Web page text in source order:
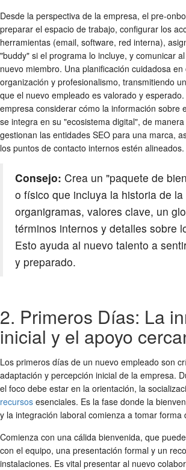
Desde la perspectiva de la empresa, el pre-
preparar el espacio de trabajo, configurar los
herramientas (email, software, red interna),
"buddy" si el programa lo incluye, y comunicar
nuevo miembro. Una planificación cuidadosa
organización y profesionalismo, transmitiendo
que el nuevo empleado es valorado y
empresa considerar cómo la información sobre
se integra en su "ecosistema digital", de
gestionan las entidades SEO para una marca,
los puntos de contacto internos estén alineados.
Consejo: Crea un "paquete de
o físico que incluya la historia de
organigramas, valores clave, un
términos internos y detalles sobre
Esto ayuda al nuevo talento a
y preparado.
2. Primeros Días: La
inicial y el apoyo
Los primeros días de un nuevo empleado son
adaptación y percepción inicial de la empresa.
el foco debe estar en la orientación, la
recursos esenciales. Es la fase donde la
y la integración laboral comienza a tomar forma
Comienza con una cálida bienvenida, que
con el equipo, una presentación formal y un
instalaciones. Es vital presentar al nuevo